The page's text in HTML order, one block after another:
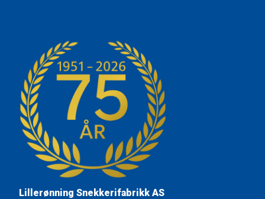
Lillerønning Snekkerifabrikk AS